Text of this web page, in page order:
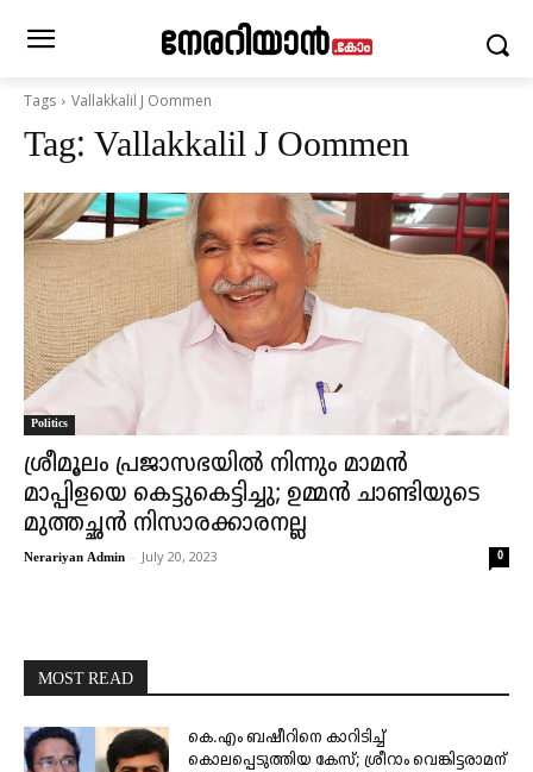
Tags Vallakkalil J Oommen
Tag: Vallakkalil J Oommen
Politics
ശ്രീമൂലം പ്രജാസഭയിൽ നിന്നും മാമൻ
മാപ്പിളയെ കെട്ടുകെട്ടിച്ചു; ഉമ്മൻ ചാണ്ടിയുടെ
മുത്തച്ഛൻ നിസാരക്കാരനല്ല
Nerariyan Admin - July 20, 2023 0
MOST READ
കെ.എം ബഷീറിനെ കാറിടിച്ച്
കൊലപ്പെടുത്തിയ കേസ്; ശ്രീറാം വെങ്കിട്ടരാമന്